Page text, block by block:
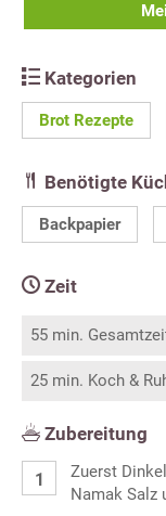
Kategorien
Brot Rezepte
Benötigte
Backpapier
Zeit
55 min.
25 min. Koch &
Zubereitung
Zuerst
Namak Salz